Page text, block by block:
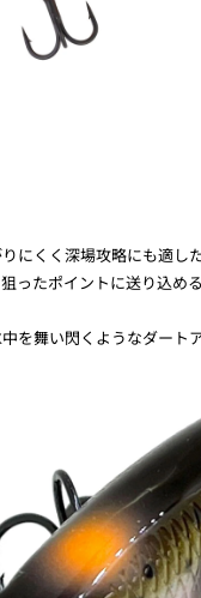
にくく深場攻略にも適し
ったポイントに送り込め
を舞い閃くようなダート